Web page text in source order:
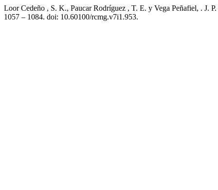
Loor Cedeño , S. K., Paucar Rodríguez , T. E. y Vega Peñafiel, . J.
1057 – 1084. doi: 10.60100/rcmg.v7i1.953.